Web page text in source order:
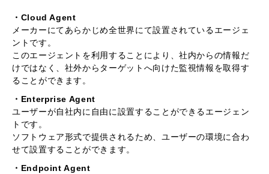
・Cloud Agent
メーカーにてあらかじめ全世界にて設置されているエージェ
ントです。
このエージェントを利用することにより、社内からの情報だ
けではなく、社外からターゲットへ向けた監視情報を取得す
ることができます。
・Enterprise Agent
ユーザーが自社内に自由に設置することができるエージェン
トです。
ソフトウェア形式で提供されるため、ユーザーの環境に合わ
せて設置することができます。
・Endpoint Agent